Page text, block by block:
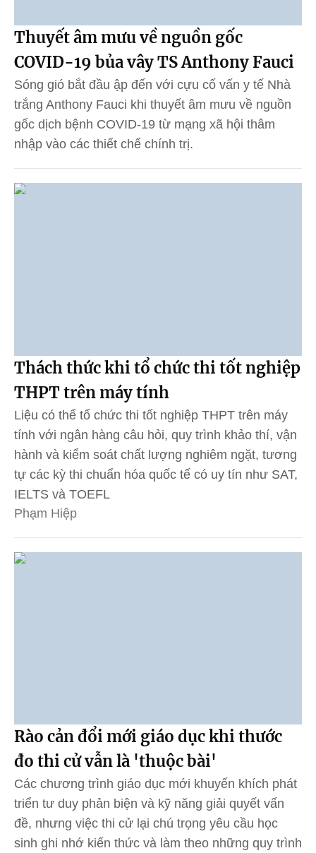
Thuyết âm mưu về nguồn gốc
COVID-19 bủa vây TS Anthony Fauci
Sóng gió bắt đầu ập đến với cựu cố vấn y tế Nhà
trắng Anthony Fauci khi thuyết âm mưu về nguồn
gốc dịch bệnh COVID-19 từ mạng xã hội thâm
nhập vào các thiết chế chính trị.
Thách thức khi tổ chức thi tốt nghiệp
THPT trên máy tính
Liệu có thể tổ chức thi tốt nghiệp THPT trên máy
tính với ngân hàng câu hỏi, quy trình khảo thí, vận
hành và kiểm soát chất lượng nghiêm ngặt, tương
tự các kỳ thi chuẩn hóa quốc tế có uy tín như SAT,
IELTS và TOEFL
Phạm Hiệp
Rào cản đổi mới giáo dục khi thước
đo thi cử vẫn là 'thuộc bài'
Các chương trình giáo dục mới khuyến khích phát
triển tư duy phản biện và kỹ năng giải quyết vấn
đề, nhưng việc thi cử lại chú trọng yêu cầu học
sinh ghi nhớ kiến thức và làm theo những quy trình